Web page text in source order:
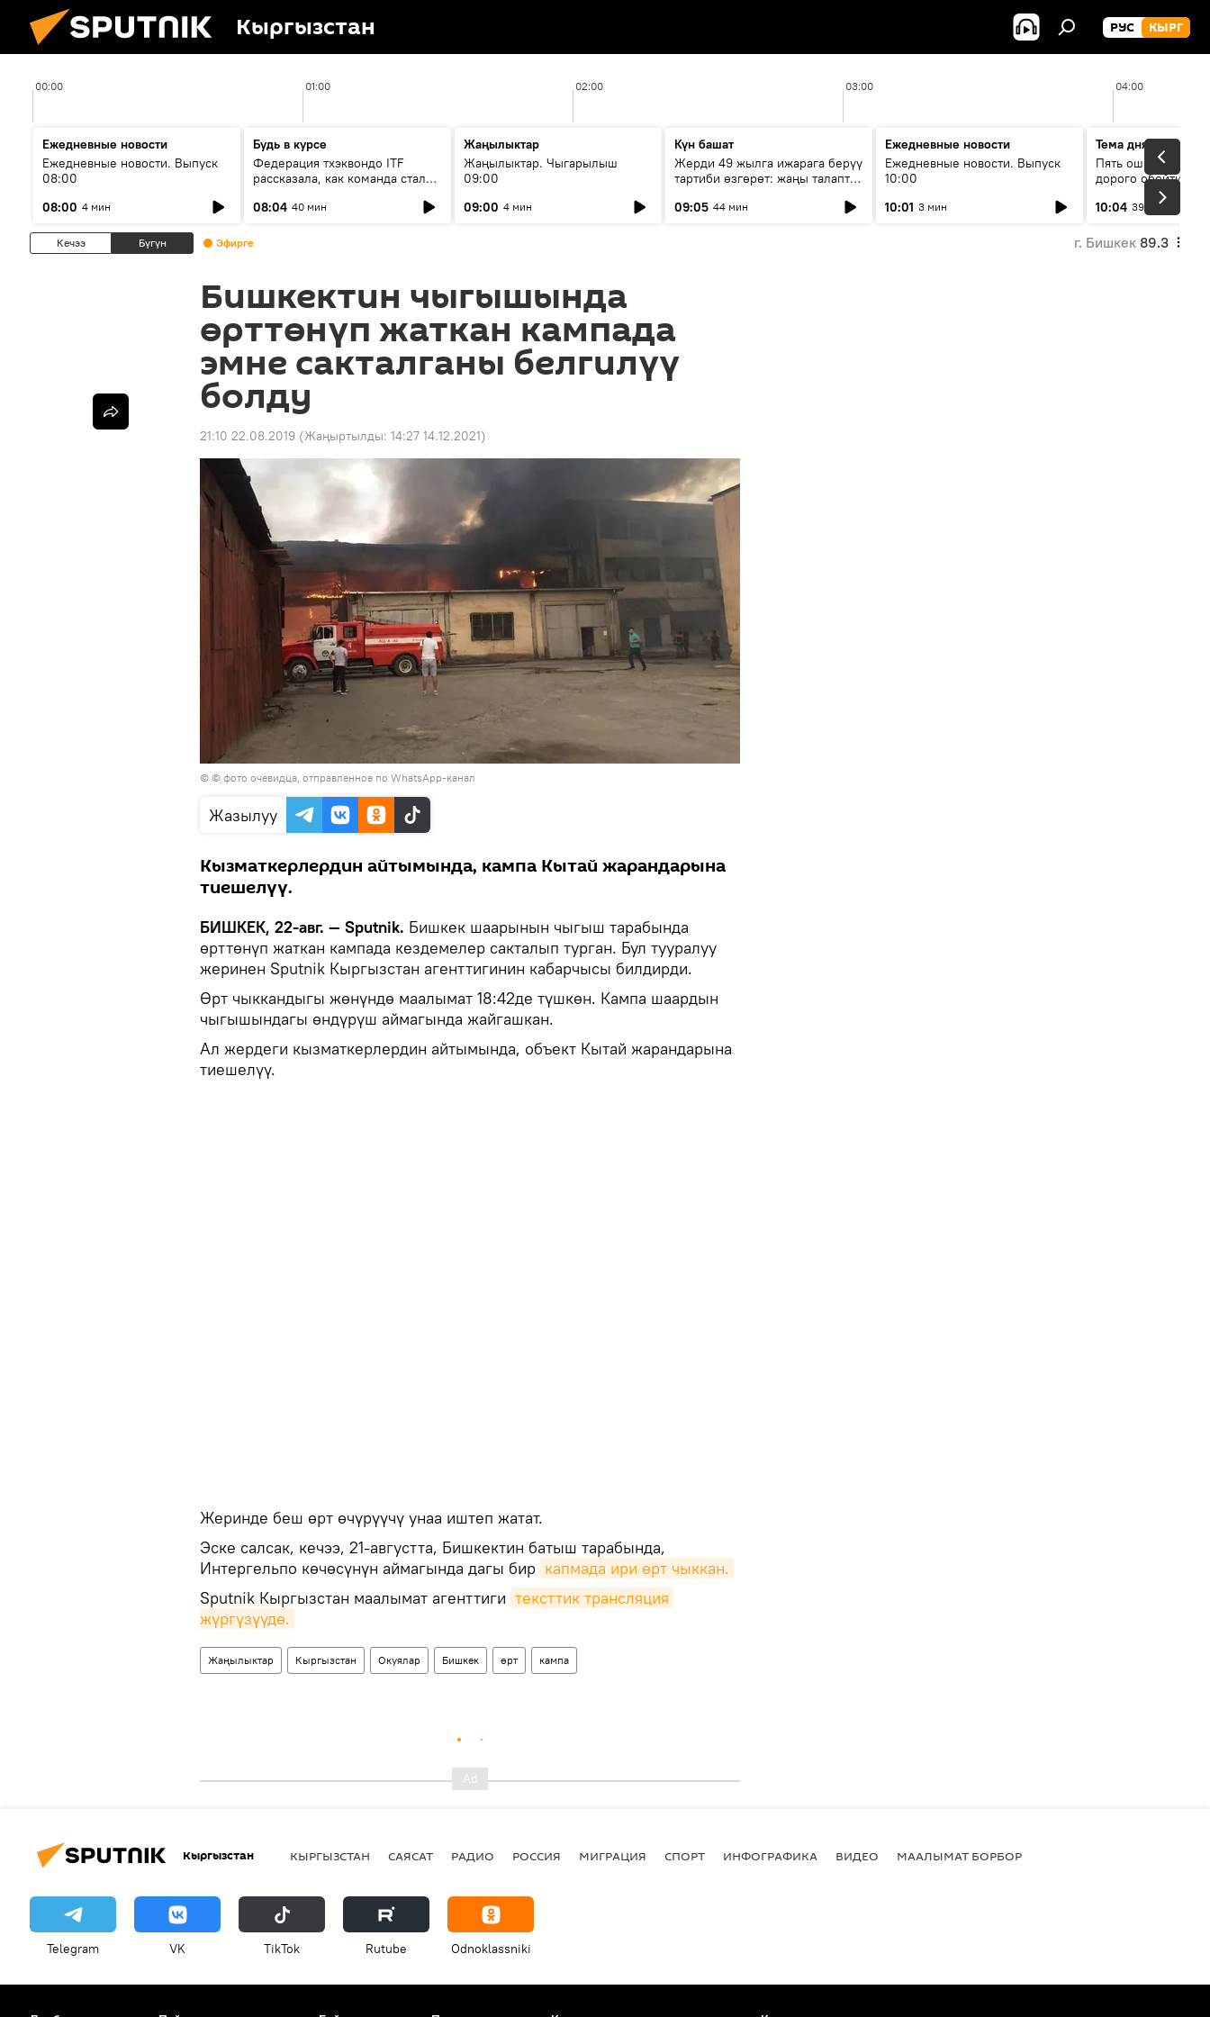
Кыргызстан РУС КЫРГ
00:00 01:00 02:00 03:00 04:00
Ежедневные новости
Ежедневные новости. Выпуск
08:00
08:00 4 мин
Будь в курсе
Федерация тхэквондо ITF
рассказала, как команда стала
08:04 40 мин
Жаңылыктар
Жаңылыктар. Чыгарылыш
09:00
09:00 4 мин
Күн башат
Жерди 49 жылга ижарага берүү
тартиби өзгөрөт: жаңы талаптар
09:05 44 мин
Ежедневные новости
Ежедневные новости. Выпуск
10:00
10:01 3 мин
Тема дня
Пять ошибок
дорого обойтись
10:04 39 мин
Кечээ Бүгүн Эфирге г. Бишкек 89.3
Бишкектин чыгышында
өрттөнүп жаткан кампада
эмне сакталганы белгилүү
болду
21:10 22.08.2019 (Жаңыртылды: 14:27 14.12.2021)
© © фото очевидца, отправленное по WhatsApp-канал
Жазылуу
Кызматкерлердин айтымында, кампа Кытай жарандарына
тиешелүү.
БИШКЕК, 22-авг. — Sputnik. Бишкек шаарынын чыгыш тарабында
өрттөнүп жаткан кампада кездемелер сакталып турган. Бул тууралуу
жеринен Sputnik Кыргызстан агенттигинин кабарчысы билдирди.
Өрт чыккандыгы жөнүндө маалымат 18:42де түшкөн. Кампа шаардын
чыгышындагы өндүрүш аймагында жайгашкан.
Ал жердеги кызматкерлердин айтымында, объект Кытай жарандарына
тиешелүү.
Жеринде беш өрт өчүрүүчү унаа иштеп жатат.
Эске салсак, кечээ, 21-августта, Бишкектин батыш тарабында,
Интергельпо көчөсүнүн аймагында дагы бир капмада ири өрт чыккан.
Sputnik Кыргызстан маалымат агенттиги тексттик трансляция
жүргүзүүдө.
Жаңылыктар Кыргызстан Окуялар Бишкек өрт кампа
Кыргызстан КЫРГЫЗСТАН САЯСАТ РАДИО РОССИЯ МИГРАЦИЯ СПОРТ ИНФОГРАФИКА ВИДЕО МААЛЫМАТ БОРБОР
Telegram VK ТikТоk Rutube Odnoklassniki